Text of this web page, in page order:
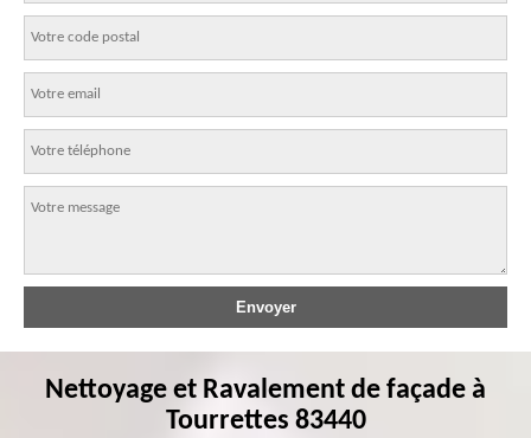
Nettoyage et Ravalement de façade à
Tourrettes 83440